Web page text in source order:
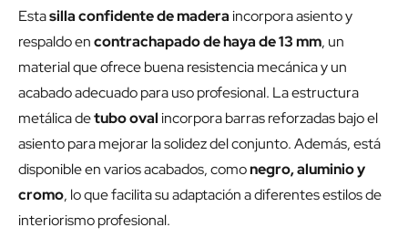
Estasilla confidente de madera incorpora asiento y
respaldo encontrachapado de haya de 13 mm, un
material que ofrece buena resistencia mecánica y un
acabado adecuado para uso profesional. La estructura
metálica detubo oval incorpora barras reforzadas bajo el
asiento para mejorar la solidez del conjunto. Además, está
disponible en varios acabados, comonegro, aluminio y
cromo, lo que facilita su adaptación a diferentes estilos de
interiorismo profesional.